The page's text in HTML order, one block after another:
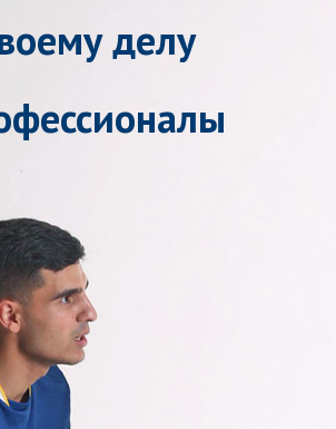
делу